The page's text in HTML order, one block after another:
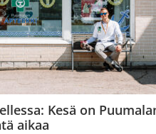
Kesä on
aikaa